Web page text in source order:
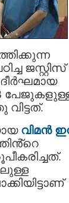
ജസ്റ്റിസ്
ദീർഘമായ
വിട്ടത്.
വിമൻ